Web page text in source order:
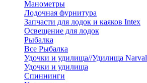
Манометры
Лодочная фурнитура
Запчасти для лодок и каяков Intex
Освещение для лодок
Рыбалка
Все Рыбалка
Удочки и удилища//Удилища Narval
Удочки и удилища
Спиннинги